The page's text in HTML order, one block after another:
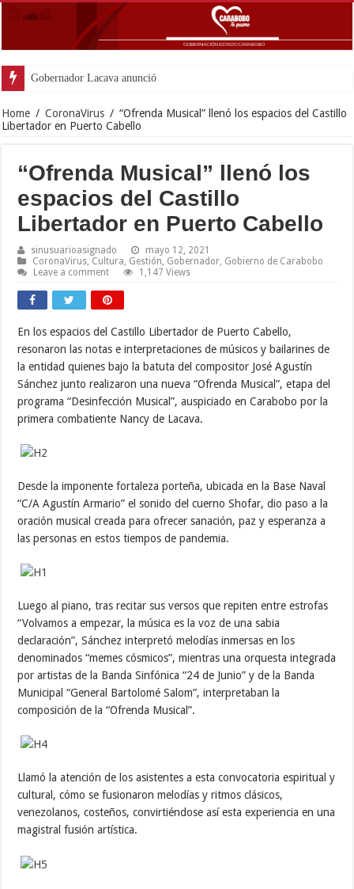
Gobernador Lacava anunció colocación de más de
Home / CoronaVirus / “Ofrenda Musical” llenó los espacios del Castillo
Libertador en Puerto Cabello
“Ofrenda Musical” llenó los
espacios del Castillo
Libertador en Puerto Cabello
sinusuarioasignado
mayo 12, 2021
CoronaVirus Cultura Gestión Gobernador Gobierno de Carabobo
Leave a comment
1,147 Views
En los espacios del Castillo Libertador de Puerto Cabello,
resonaron las notas e interpretaciones de músicos y bailarines de
la entidad quienes bajo la batuta del compositor José Agustín
Sánchez junto realizaron una nueva “Ofrenda Musical”, etapa del
programa “Desinfección Musical”, auspiciado en Carabobo por la
primera combatiente Nancy de Lacava.
Desde la imponente fortaleza porteña, ubicada en la Base Naval
“C/A Agustín Armario” el sonido del cuerno Shofar, dio paso a la
oración musical creada para ofrecer sanación, paz y esperanza a
las personas en estos tiempos de pandemia.
Luego al piano, tras recitar sus versos que repiten entre estrofas
“Volvamos a empezar, la música es la voz de una sabia
declaración”, Sánchez interpretó melodías inmersas en los
denominados “memes cósmicos”, mientras una orquesta integrada
por artistas de la Banda Sinfónica “24 de Junio” y de la Banda
Municipal “General Bartolomé Salom”, interpretaban la
composición de la “Ofrenda Musical”.
Llamó la atención de los asistentes a esta convocatoria espiritual y
cultural, cómo se fusionaron melodías y ritmos clásicos,
venezolanos, costeños, convirtiéndose así esta experiencia en una
magistral fusión artística.